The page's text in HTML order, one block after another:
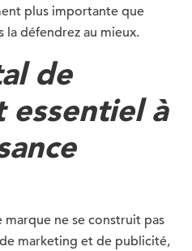
plus importante que
la défendrez au mieux.
de
essentiel à
marque ne se construit pas
marketing et de publicité,